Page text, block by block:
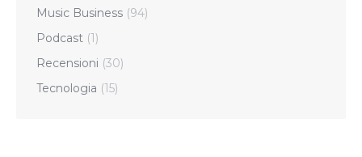
Music Business (94)
Podcast (1)
Recensioni (30)
Tecnologia (15)